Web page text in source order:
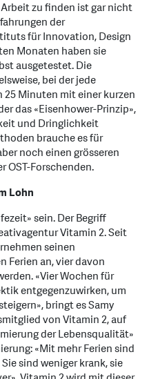
zu finden ist gar nicht
der
für Innovation, Design
Monaten haben sie
ausgetestet. Die
bei der jede
Minuten mit einer kurzen
das «Eisenhower-Prinzip»,
und Dringlichkeit
brauche es für
noch einen grösseren
OST-Forschenden.
Lohn
sein. Der Begriff
Vitamin 2. Seit
seinen
Ferien an, vier davon
«Vier Wochen für
entgegenzuwirken, um
bringt es Samy
von Vitamin 2, auf
der Lebensqualität»
«Mit mehr Ferien sind
sind weniger krank, sie